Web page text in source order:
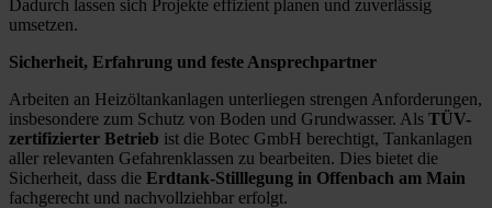
Dadurch lassen sich Projekte effizient planen und zuverlässig
umsetzen.
Sicherheit, Erfahrung und feste Ansprechpartner
Arbeiten an Heizöltankanlagen unterliegen strengen Anforderungen,
insbesondere zum Schutz von Boden und Grundwasser. Als TÜV-
zertifizierter Betrieb ist die Botec GmbH berechtigt, Tankanlagen
aller relevanten Gefahrenklassen zu bearbeiten. Dies bietet die
Sicherheit, dass die Erdtank-Stilllegung in Offenbach am Main
fachgerecht und nachvollziehbar erfolgt.